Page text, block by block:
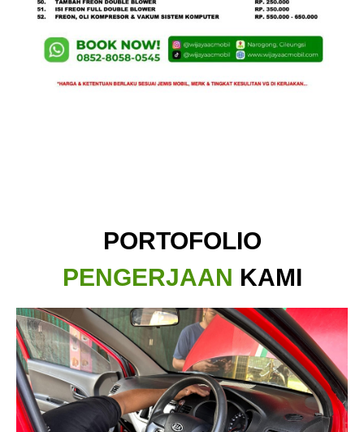
PORTOFOLIO
PENGERJAAN KAMI